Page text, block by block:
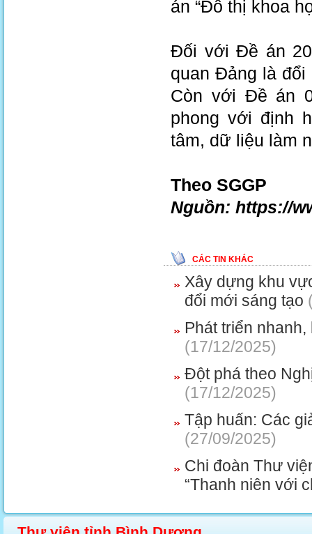
án “Đô thị khoa
Đối với Đề án
quan Đảng là
Còn với Đề án
phong với định
tâm, dữ liệu làm
Theo SGGP
Nguồn: https://
CÁC TIN KHÁC
Xây dựng khu
đổi mới sáng tạo
Phát triển
(17/12/2025)
Đột phá theo
(17/12/2025)
Tập huấn: Các
(27/09/2025)
Chi đoàn Thư
“Thanh niên với